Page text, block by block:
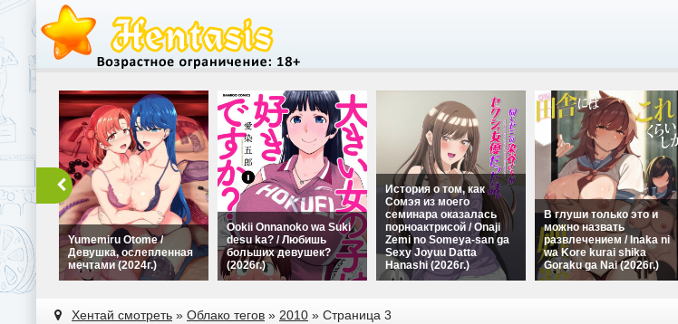
Yumemiru Otome /
Девушка, ослепленная
мечтами (2024г.)
Ookii Onnanoko wa Suki
desu ka? / Любишь
больших девушек?
(2026г.)
История о том, как
Сомэя из моего
семинара оказалась
порноактрисой / Onaji
Zemi no Someya-san ga
Sexy Joyuu Datta
Hanashi (2026г.)
В глуши только это и
можно назвать
развлечением / Inaka ni
wa Kore kurai shika
Goraku ga Nai (2026г.)
Хентай смотреть » Облако тегов » 2010 » Страница 3